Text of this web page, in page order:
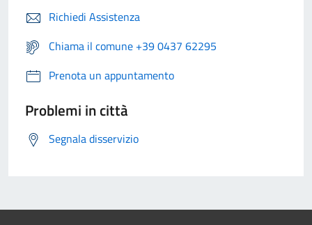
Richiedi Assistenza
Chiama il comune +39 0437 62295
Prenota un appuntamento
Problemi in città
Segnala disservizio